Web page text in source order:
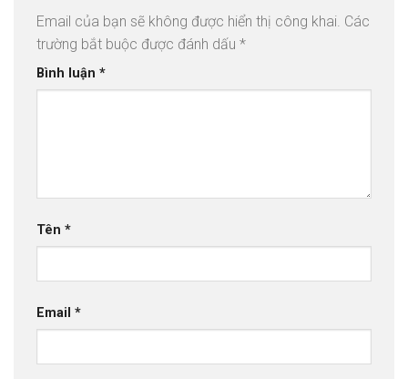
Email của bạn sẽ không được hiển thị công khai. Các
trường bắt buộc được đánh dấu *
Bình luận *
Tên *
Email *